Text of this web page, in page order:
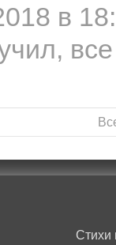
в
Стихи